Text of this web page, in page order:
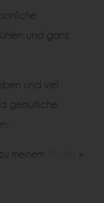
und ganz
und viel
gemütliche
meinem »